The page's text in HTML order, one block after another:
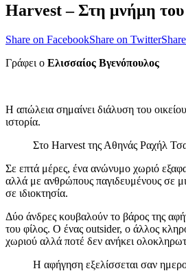
Harvest – Στη μνήμη του
Share on FacebookShare on Twitter
Γράφει ο Ελισσαίος Βγενόπουλος
Η απώλεια σημαίνει διάλυση του
ιστορία.
Στο Harvest της Αθηνάς Ραχήλ
Σε επτά μέρες, ένα ανώνυμο χωριό
αλλά με ανθρώπους παγιδευμένους σε
σε ιδιοκτησία.
Δύο άνδρες κουβαλούν το βάρος της
του φίλος. Ο ένας outsider, ο άλλος
χωριού αλλά ποτέ δεν ανήκει
Η αφήγηση εξελίσσεται σαν